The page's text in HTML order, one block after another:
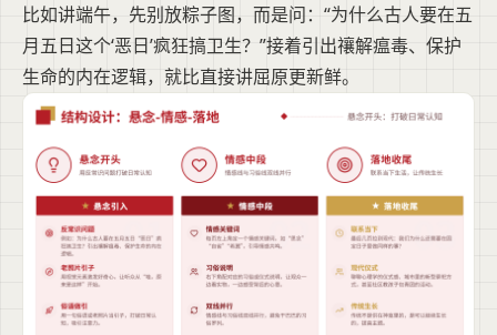
比如讲端午，先别放粽子图，而是问：“为什么古人要在五
月五日这个‘恶日’疯狂搞卫生？”接着引出禳解瘟毒、保护
生命的内在逻辑，就比直接讲屈原更新鲜。